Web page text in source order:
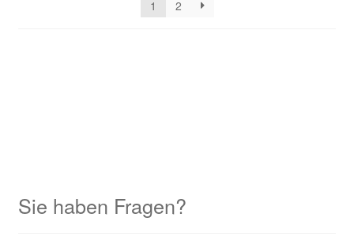
1 2
Sie haben Fragen?